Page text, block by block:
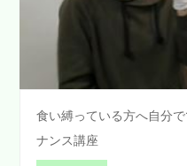
食い縛っている方へ自分
ナンス講座